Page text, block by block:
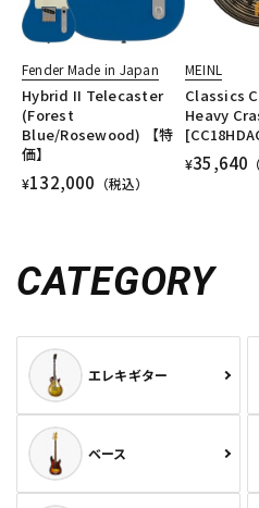
Fender Made in Japan
Hybrid II Telecaster
(Forest
Blue/Rosewood) 【特
価】
¥132,000 （税込）
MEINL
Classics
Heavy
¥35,640
CATEGORY
エレキギター
ベース